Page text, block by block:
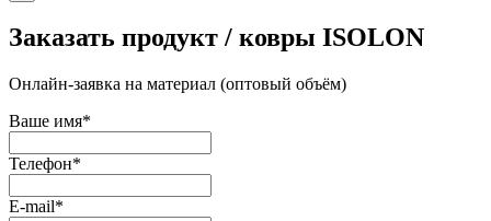
Заказать продукт / ковры ISOLON
Онлайн-заявка на материал (оптовый объём)
Ваше имя*
Телефон*
E-mail*